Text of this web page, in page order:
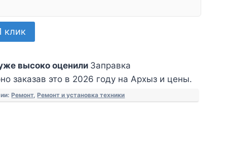
клик
высоко оценили Заправка
заказав это в 2026 году на Архыз и цены.
Ремонт,Ремонт и установка техники